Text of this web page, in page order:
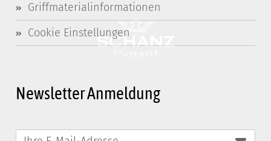
Griffmaterialinformationen
Cookie Einstellungen
Newsletter Anmeldung